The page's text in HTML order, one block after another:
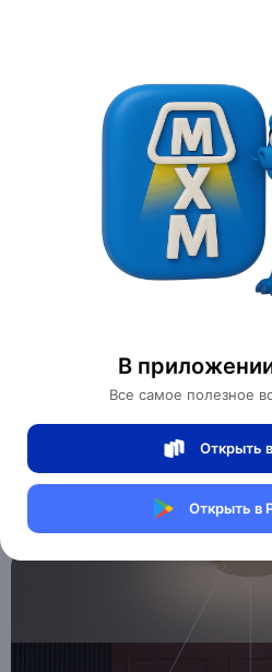
В
Все самое полезное
Открыть
Открыть в
Категории
Люстра подвесная, медь, ПММА,
CHARLEY 80*5 металл,
Магазин Table lamps
MHM_CHARLEY_112